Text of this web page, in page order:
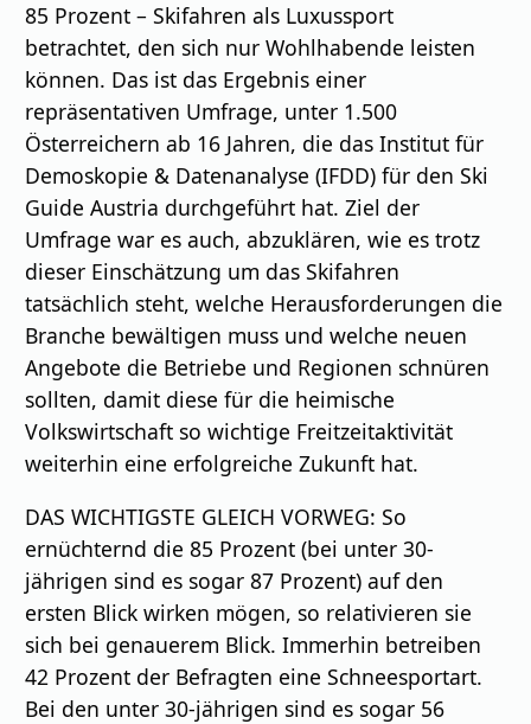
85 Prozent – Skifahren als Luxussport
betrachtet, den sich nur Wohlhabende leisten
können. Das ist das Ergebnis einer
repräsentativen Umfrage, unter 1.500
Österreichern ab 16 Jahren, die das Institut für
Demoskopie & Datenanalyse (IFDD) für den Ski
Guide Austria durchgeführt hat. Ziel der
Umfrage war es auch, abzuklären, wie es trotz
dieser Einschätzung um das Skifahren
tatsächlich steht, welche Herausforderungen die
Branche bewältigen muss und welche neuen
Angebote die Betriebe und Regionen schnüren
sollten, damit diese für die heimische
Volkswirtschaft so wichtige Freitzeitaktivität
weiterhin eine erfolgreiche Zukunft hat.
DAS WICHTIGSTE GLEICH VORWEG: So
ernüchternd die 85 Prozent (bei unter 30-
jährigen sind es sogar 87 Prozent) auf den
ersten Blick wirken mögen, so relativieren sie
sich bei genauerem Blick. Immerhin betreiben
42 Prozent der Befragten eine Schneesportart.
Bei den unter 30-jährigen sind es sogar 56